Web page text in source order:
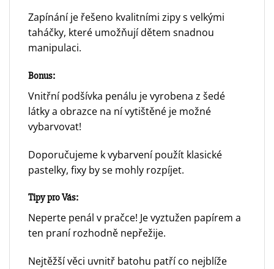
Zapínání je řešeno kvalitními zipy s velkými
taháčky, které umožňují dětem snadnou
manipulaci.
Bonus:
Vnitřní podšívka penálu je vyrobena z šedé
látky a obrazce na ní vytištěné je možné
vybarvovat!
Doporučujeme k vybarvení použít klasické
pastelky, fixy by se mohly rozpíjet.
Tipy pro Vás:
Neperte penál v pračce! Je vyztužen papírem a
ten praní rozhodně nepřežije.
Nejtěžší věci uvnitř batohu patří co nejblíže